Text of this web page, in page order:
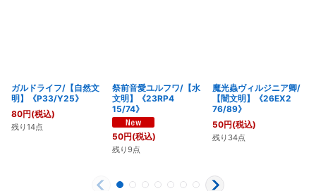
ガルドライフ/【自然文
明】《P33/Y25》
80円(税込)
残り14点
祭前音愛ユルフワ/【水
文明】《23RP4
15/74》
50円(税込)
残り9点
魔光蟲ヴィルジニア卿/
【闇文明】《26EX2
76/89》
50円(税込)
残り34点